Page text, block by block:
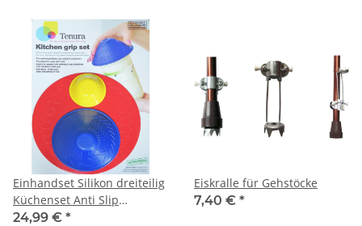
Einhandset Silikon dreiteilig
Küchenset Anti Slip
rutschfest
24,99 € *
Eiskralle für Gehstöcke
7,40 € *